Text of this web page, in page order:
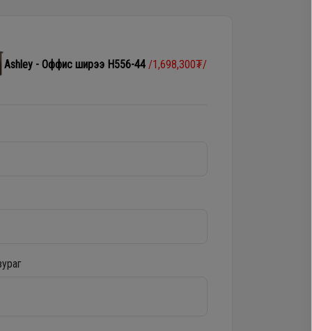
Ashley - Оффис ширээ H556-44 /1,698,300₮/